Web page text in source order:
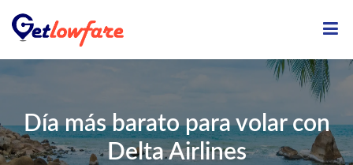
Día más barato para volar con
Delta Airlines